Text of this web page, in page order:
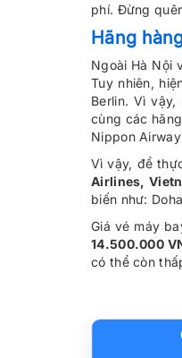
phí. Đừng
Hãng
Ngoài Hà Nội
Tuy nhiên,
Berlin. Vì
cùng các
Nippon
Vì vậy, để
Airlines,
biến như:
Giá vé máy
14.500.000
có thể còn